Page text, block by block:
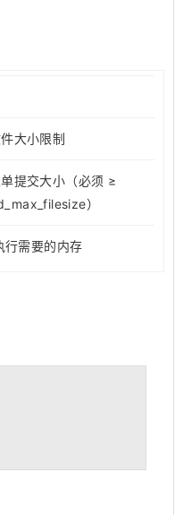
大小限制
提交大小（必须 ≥
）
行需要的内存